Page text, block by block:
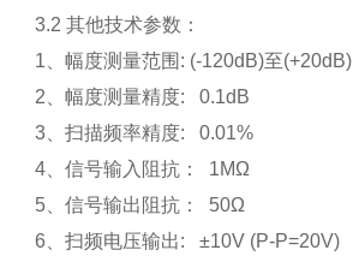
3.2 其他技术参数：
1 、幅度测量范围 : (-120dB)至(+20dB)
2 、幅度测量精度: 0.1dB
3、扫描频率精度: 0.01%
4、信号输入阻抗： 1MΩ
5、信号输出阻抗： 50Ω
6 、扫频电压输出: ±10V (P-P=20V)